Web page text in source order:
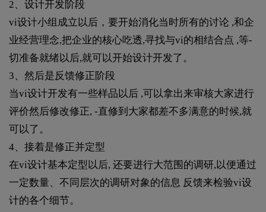
2、设计开发阶段
vi设计小组成立以后，要开始消化当时所有的讨论 ,和企
业经营理念,把企业的核心吃透,寻找与vi的相结合点 ,等-
切准备就绪以后,就可以开始设计开发了。
3、然后是反馈修正阶段
当vi设计开发有一些样品以后 ,可以拿出来审核大家进行
评价然后修改修正, -直修到大家都差不多满意的时候,就
可以了。
4、接着是修正并定型
在vi设计基本定型以后, 还要进行大范围的调研,以便通过
一定数量、不同层次的调研对象的信息 反馈来检验vi设
计的各个细节。